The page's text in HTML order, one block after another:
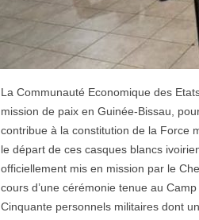
La Communauté Economique des
mission de paix en Guinée-Bissau,
contribue à la constitution de la Force
le départ de ces casques blancs
officiellement mis en mission par le
cours d’une cérémonie tenue au
Cinquante personnels militaires dont